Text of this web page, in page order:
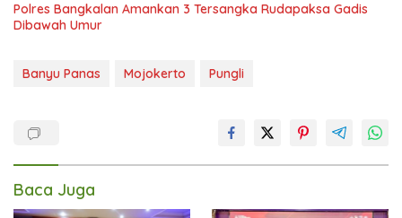
Polres Bangkalan Amankan 3 Tersangka Rudapaksa Gadis
Dibawah Umur
Banyu Panas Mojokerto Pungli
Baca Juga